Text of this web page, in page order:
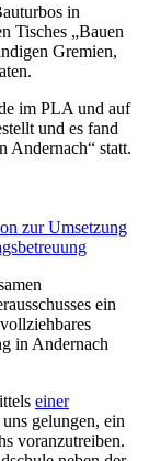
in
Tisches „Bauen
Gremien,
im PLA und auf
und es fand
Andernach“ statt.
zur Umsetzung
ein
in Andernach
einer
uns gelungen, ein
voranzutreiben.